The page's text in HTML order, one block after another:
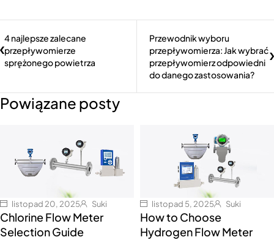
4 najlepsze zalecane
przepływomierze
sprężonego powietrza
Przewodnik wyboru
przepływomierza: Jak wybrać
przepływomierz odpowiedni
do danego zastosowania?
Powiązane posty
listopad 20, 2025 Suki
Chlorine Flow Meter
Selection Guide
listopad 5, 2025 Suki
How to Choose
Hydrogen Flow Meter